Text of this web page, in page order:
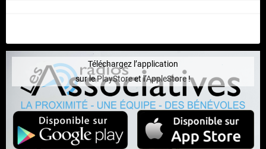
Téléchargez l’application
sur lePlayStoreet l’AppleStore !